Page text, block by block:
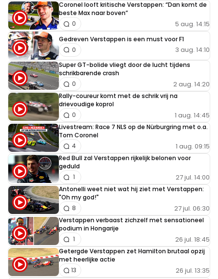
Coronel looft kritische Verstappen: “Dan komt de
beste Max naar boven”
5 aug. 14:15
0
Gedreven Verstappen is een must voor F1
3 aug. 14:10
0
Super GT-bolide vliegt door de lucht tijdens
schrikbarende crash
2 aug. 14:20
0
Rally-coureur komt met de schrik vrij na
drievoudige koprol
1 aug. 14:45
0
Livestream: Race 7 NLS op de Nürburgring met o.a.
Tom Coronel
1 aug. 09:15
4
Red Bull zal Verstappen rijkelijk belonen voor
geduld
27 jul. 14:00
1
Antonelli weet niet wat hij ziet met Verstappen:
"Oh my god!"
27 jul. 06:30
8
Verstappen verbaast zichzelf met sensationeel
podium in Hongarije
26 jul. 18:45
1
Getergde Verstappen zet Hamilton brutaal opzij
met heerlijke actie
26 jul. 13:35
13